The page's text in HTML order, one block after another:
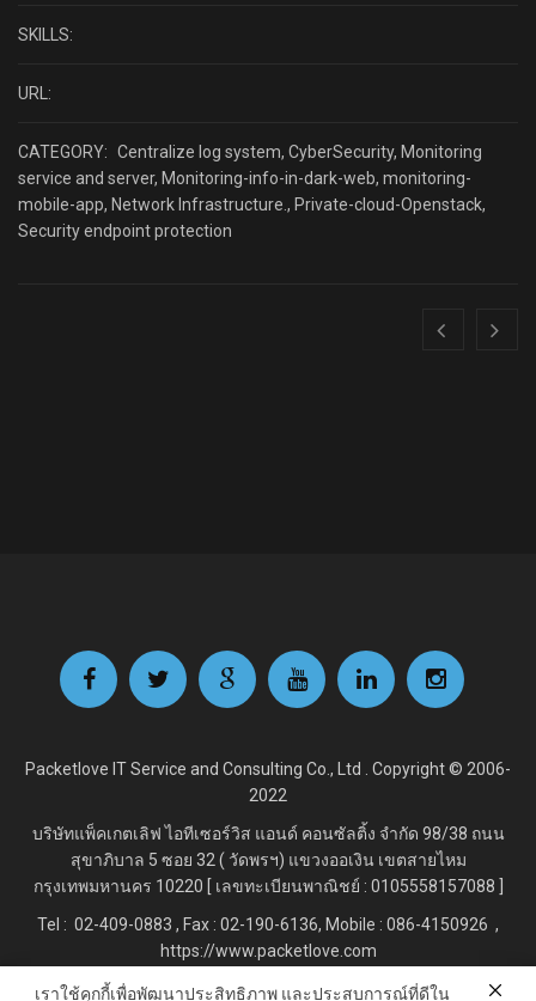
SKILLS:
URL:
CATEGORY: Centralize log system, CyberSecurity, Monitoring
service and server, Monitoring-info-in-dark-web, monitoring-
mobile-app, Network Infrastructure. , Private-cloud-Openstack,
Security endpoint protection
Packetlove IT Service and Consulting Co., Ltd . Copyright © 2006-
2022
บริษัทแพ็คเกตเลิฟ ไอทีเซอร์วิส แอนด์ คอนซัลติ้ง จำกัด 98/38 ถนน
สุขาภิบาล 5 ซอย 32 ( วัดพรฯ) แขวงออเงิน เขตสายไหม
กรุงเทพมหานคร 10220 [ เลขทะเบียนพาณิชย์ : 0105558157088 ]
Tel : 02-409-0883 , Fax : 02-190-6136, Mobile : 086-4150926 ,
https://www.packetlove.com
เราใช้คุกกี้เพื่อพัฒนาประสิทธิภาพ และประสบการณ์ที่ดีใน